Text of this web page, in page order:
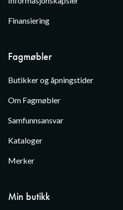
Finansiering
Fagmøbler
Butikker og åpningstider
Om Fagmøbler
Samfunnsansvar
Kataloger
Merker
Min butikk